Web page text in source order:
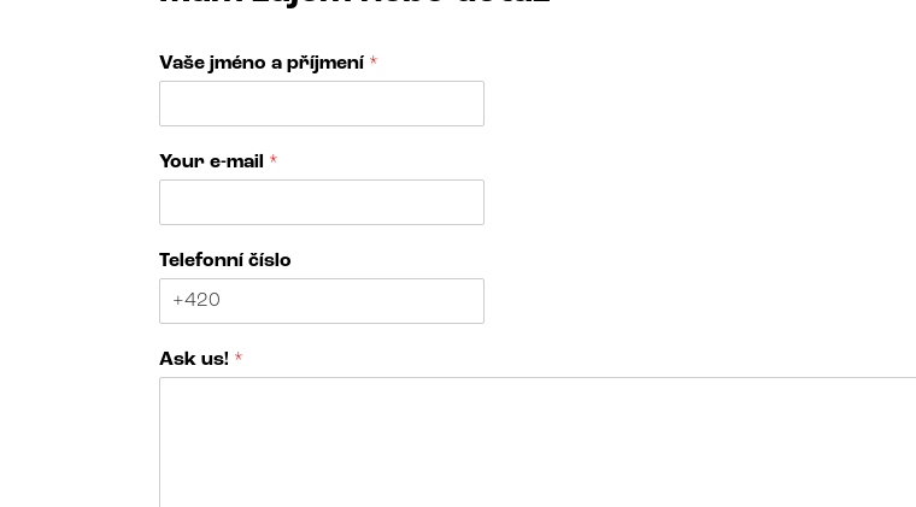
Vaše jméno a příjmení *
V
e
Your e-mail *
Telefonní číslo
Ask us! *